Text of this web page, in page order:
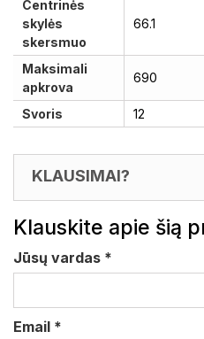
Centrinės
skylės
skersmuo
66.1
Maksimali
apkrova
690
Svoris 12
KLAUSIMAI?
Klauskite apie šią
Jūsų vardas *
Email *